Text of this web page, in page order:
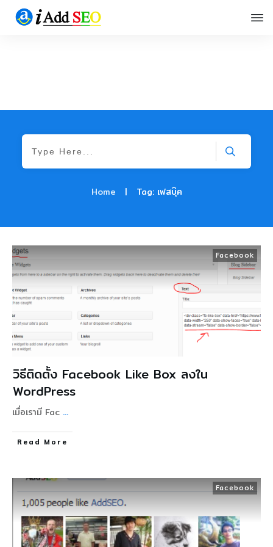
Home | Tag: เฟสบุ๊ค
Facebook
วิธีติดตั้ง Facebook Like Box ลงใน
WordPress
เมื่อเรามี Fac ...
Read More
Facebook